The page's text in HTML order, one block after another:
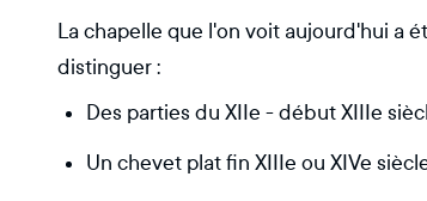
La chapelle que l'on voit aujourd'hui a
distinguer :
Des parties du XIIe - début XIIIe
Un chevet plat fin XIIIe ou XIVe